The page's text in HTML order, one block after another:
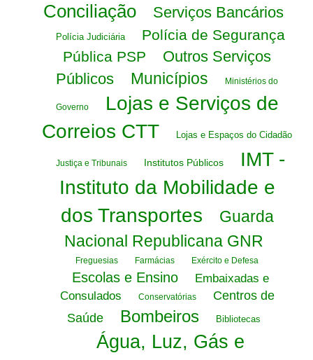
Conciliação
Serviços Bancários
Polícia Judiciária
Polícia de Segurança
Pública PSP
Outros Serviços
Públicos
Municípios Ministérios do
Governo
Lojas e Serviços de
Correios CTT
Lojas e Espaços do Cidadão
Justiça e Tribunais Institutos Públicos
IMT -
Instituto da Mobilidade e
dos Transportes
Guarda
Nacional Republicana GNR
Freguesias Farmácias Exército e Defesa
Escolas e Ensino
Embaixadas e
Consulados
Conservatórias
Centros de
Saúde
Bombeiros Bibliotecas
Água, Luz, Gás e